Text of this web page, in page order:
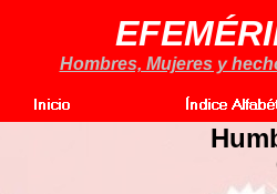
Hombres, Mujeres y